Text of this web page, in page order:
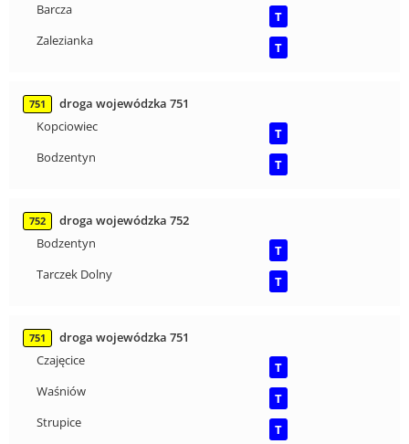
Barcza
T
Zalezianka
T
751
droga wojewódzka 751
Kopciowiec
T
Bodzentyn
T
752
droga wojewódzka 752
Bodzentyn
T
Tarczek Dolny
T
751
droga wojewódzka 751
Czajęcice
T
Waśniów
T
Strupice
T